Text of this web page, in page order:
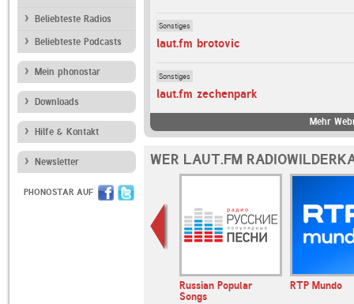
Beliebteste Radios
Beliebteste Podcasts
Mein phonostar
Downloads
Hilfe & Kontakt
Newsletter
PHONOSTAR AUF
Sonstiges
laut.fm brotovic
Sonstiges
laut.fm zechenpark
Mehr
WER LAUT.FM
Russian Popular
Songs
RTP Mundo